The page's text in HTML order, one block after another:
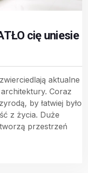
cię uniesie
aktualne
Coraz
by łatwiej było
z życia. Duże
przestrzeń